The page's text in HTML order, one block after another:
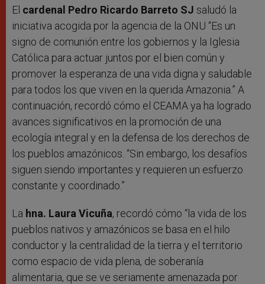
El cardenal Pedro Ricardo Barreto SJ saludó la
iniciativa acogida por la agencia de la ONU “Es un
signo de comunión entre los gobiernos y la Iglesia
Católica para actuar juntos por el bien común y
promover la esperanza de una vida digna y saludable
para todos los que viven en la querida Amazonia.” A
continuación, recordó cómo el CEAMA ya ha logrado
avances significativos en la promoción de una
ecología integral y en la defensa de los derechos de
los pueblos amazónicos. “Sin embargo, los desafíos
siguen siendo importantes y requieren un esfuerzo
constante y coordinado.”
La hna. Laura Vicuña, recordó cómo “la vida de los
pueblos nativos y amazónicos se basa en el hilo
conductor y la centralidad de la tierra y el territorio
como espacio de vida plena, de soberanía
alimentaria, que se ve seriamente amenazada por